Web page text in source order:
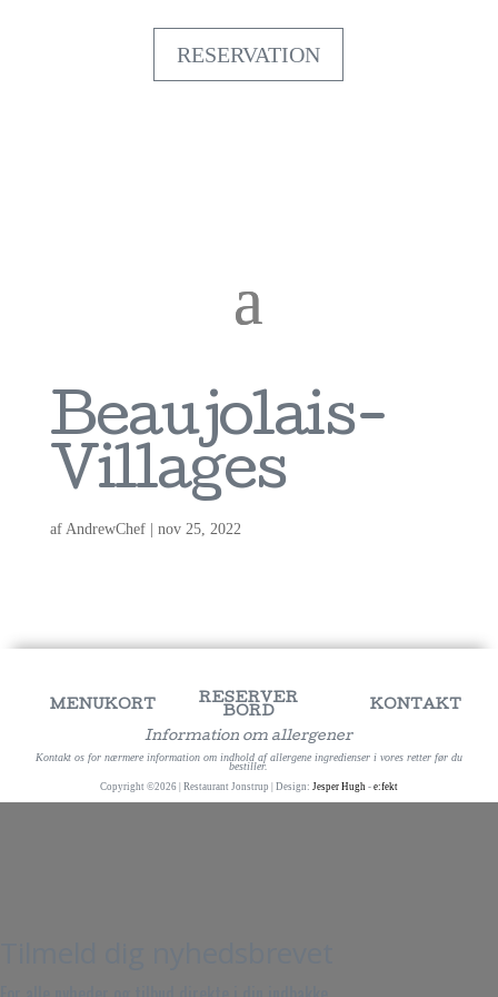
RESERVATION
Beaujolais-
Villages
af AndrewChef| nov 25, 2022
MENUKORT
RESERVER
BORD
KONTAKT
Information om allergener
Kontakt os for nærmere information om indhold af allergene ingredienser i vores retter før du
bestiller.
Copyright ©2026 | Restaurant Jonstrup | Design: Jesper Hugh- e:fekt